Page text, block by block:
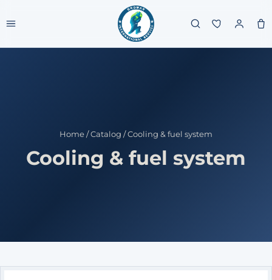
Home/Catalog /Cooling & fuel system
Cooling & fuel system